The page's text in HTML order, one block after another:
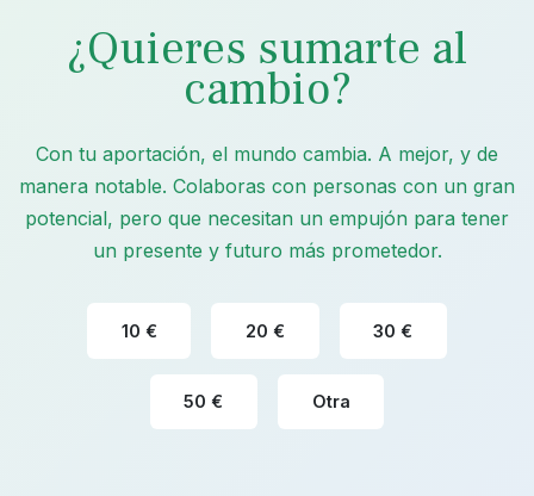
¿Quieres sumarte al
cambio?
Con tu aportación, el mundo cambia. A mejor, y de
manera notable. Colaboras con personas con un gran
potencial, pero que necesitan un empujón para tener
un presente y futuro más prometedor.
10 € 20 € 30 €
50 € Otra